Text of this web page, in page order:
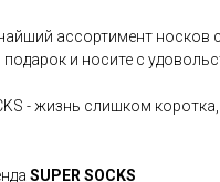
ассортимент носков
подарок и носите с
- жизнь слишком
SUPER SOCKS